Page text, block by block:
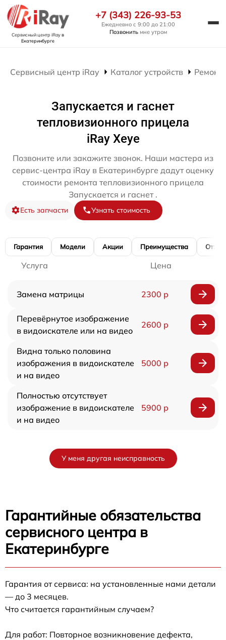
Сервисный центр iRayв
Екатеринбурге
+7 (343) 226-93-53
Ежедневно с 9:00 до 21:00
Позвонить мне утром
Сервисный центр iRay Каталог устройств Ремонт
Запускается и гаснет
тепловизионного прицела
iRay Xeye
Позвоните или закажите звонок. Наши мастера из
сервис-центра iRay в Екатеринбурге дадут оценку
стоимости ремонта тепловизионного прицела
Запускается и гаснет .
Есть запчасти Узнать стоимость
Гарантия Модели Акции Преимущества
Услуга Цена
Замена матрицы 2300 р
Перевёрнутое изображение
в видоискателе или на видео
2600 р
Видна только половина
изображения в видоискателе
и на видео
5000 р
Полностью отсутствует
изображение в видоискателе
и на видео
5900 р
У меня другая неисправность
Гарантийные обязательства
сервисного центра в
Екатеринбурге
Гарантия от сервиса: на установленные нами детали
— до 3 месяцев.
Что считается гарантийным случаем?
Для работ: Повторное возникновение дефекта,